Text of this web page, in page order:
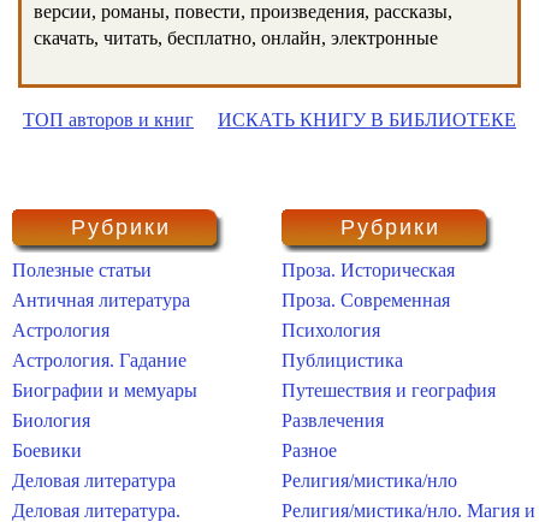
версии, романы, повести, произведения, рассказы,
скачать, читать, бесплатно, онлайн, электронные
ТОП авторов и книг ИСКАТЬ КНИГУ В БИБЛИОТЕКЕ
Рубрики
Полезные статьи
Античная литература
Астрология
Астрология. Гадание
Биографии и мемуары
Биология
Боевики
Деловая литература
Деловая литература.
Рубрики
Проза. Историческая
Проза. Современная
Психология
Публицистика
Путешествия и география
Развлечения
Разное
Религия/мистика/нло
Религия/мистика/нло. Магия и